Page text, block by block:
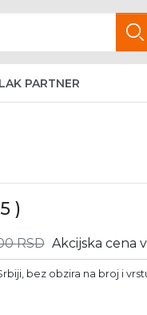
PARTNER
)
RSD Akcijska cena
bez obzira na broj i